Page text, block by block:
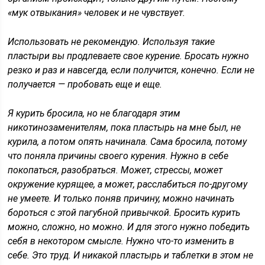
«мук отвыкания» человек и не чувствует.
Использовать не рекомендую. Используя такие
пластыри вы продлеваете свое курение. Бросать нужно
резко и раз и навсегда, если получится, конечно. Если не
получается — пробовать еще и еще.
Я курить бросила, но не благодаря этим
никотинозаменителям, пока пластырь на мне был, не
курила, а потом опять начинала. Сама бросила, потому
что поняла причины своего курения. Нужно в себе
покопаться, разобраться. Может, стрессы, может
окружение курящее, а может, расслабиться по-другому
не умеете. И только поняв причину, можно начинать
бороться с этой пагубной привычкой. Бросить курить
можно, сложно, но можно. И для этого нужно победить
себя в некотором смысле. Нужно что-то изменить в
себе. Это труд. И никакой пластырь и таблетки в этом не